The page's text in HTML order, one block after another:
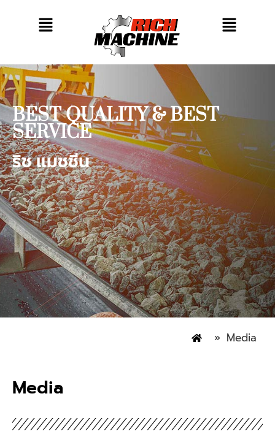
BEST QUALITY & BEST
SERVICE
ริช แมชชีน
» Media
Media